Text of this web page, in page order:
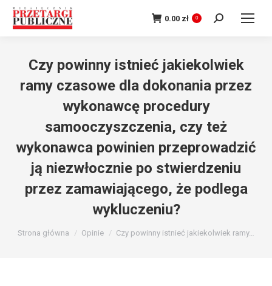
0.00 zł 0 Szukaj:
Czy powinny istnieć jakiekolwiek
ramy czasowe dla dokonania przez
wykonawcę procedury
samooczyszczenia, czy też
wykonawca powinien przeprowadzić
ją niezwłocznie po stwierdzeniu
przez zamawiającego, że podlega
wykluczeniu?
Strona główna Opinie Czy powinny istnieć jakiekolwiek ramy…